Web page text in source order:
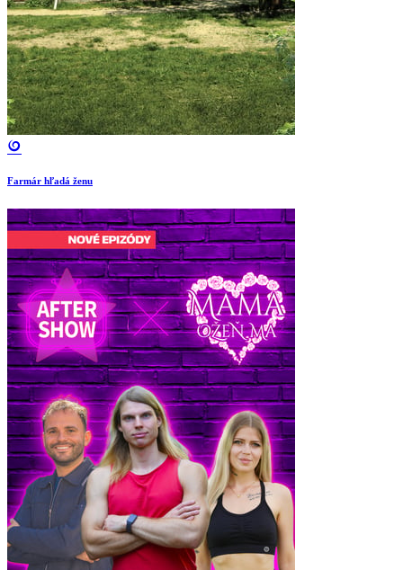
Farmár hľadá ženu